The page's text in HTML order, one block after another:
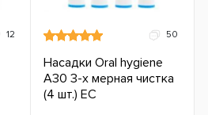
12 50
Насадки Oral hygiene
А30 3-х мерная чистка
(4 шт.) ЕС